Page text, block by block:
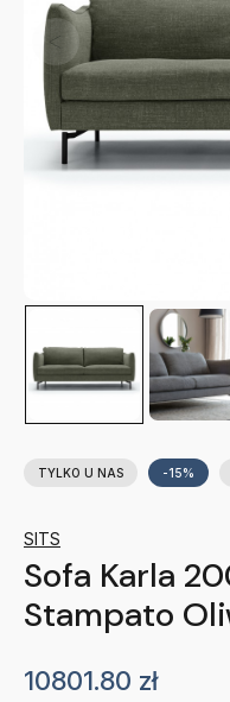
TYLKO U NAS -15%
SITS
Sofa Karla
Stampato
10801.80 zł